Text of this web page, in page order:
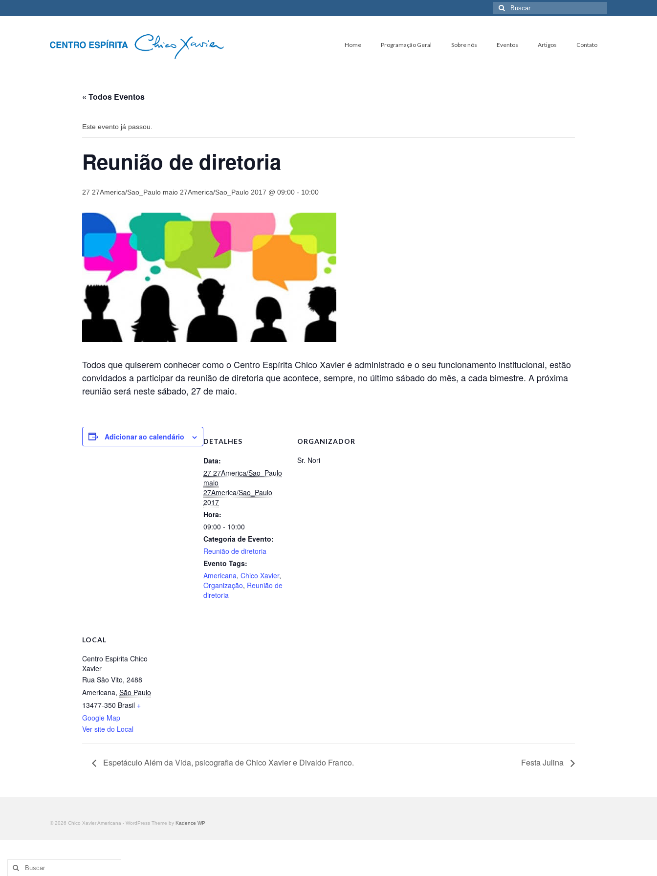
Buscar
por:
Home Programação Geral Sobre nós Eventos Artigos Contato
« Todos Eventos
Este evento já passou.
Reunião de diretoria
27 27America/Sao_Paulo maio 27America/Sao_Paulo 2017 @ 09:00 - 10:00
Todos que quiserem conhecer como o Centro Espírita Chico Xavier é administrado e o seu funcionamento institucional, estão
convidados a participar da reunião de diretoria que acontece, sempre, no último sábado do mês, a cada bimestre. A próxima
reunião será neste sábado, 27 de maio.
Adicionar ao calendário DETALHES
Data:
27 27America/Sao_Paulo
maio
27America/Sao_Paulo
2017
Hora:
09:00 - 10:00
Categoria de Evento:
Reunião de diretoria
Evento Tags:
Americana, Chico Xavier,
Organização, Reunião de
diretoria
ORGANIZADOR
Sr. Nori
LOCAL
Centro Espirita Chico
Xavier
Rua São Vito, 2488
Americana, São Paulo
13477-350 Brasil +
Google Map
Ver site do Local
Espetáculo Além da Vida, psicografia de Chico Xavier e Divaldo Franco. Festa Julina
© 2026 Chico Xavier Americana - WordPress Theme by Kadence WP
Buscar